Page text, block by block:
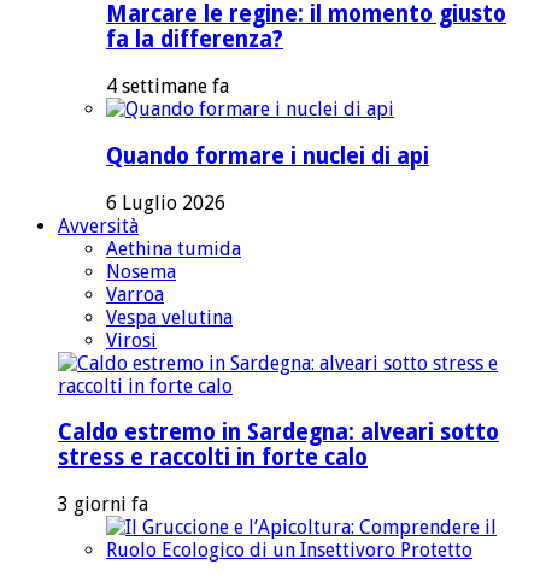
Marcare le regine: il momento giusto
fa la differenza?
4 settimane fa
Quando formare i nuclei di api
6 Luglio 2026
Avversità
Aethina tumida
Nosema
Varroa
Vespa velutina
Virosi
Caldo estremo in Sardegna: alveari sotto
stress e raccolti in forte calo
3 giorni fa